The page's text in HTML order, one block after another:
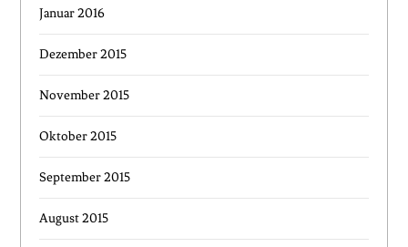
Januar 2016
Dezember 2015
November 2015
Oktober 2015
September 2015
August 2015